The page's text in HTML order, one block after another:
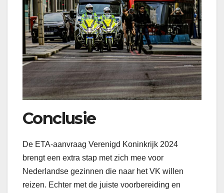
Conclusie
De ETA-aanvraag Verenigd Koninkrijk 2024
brengt een extra stap met zich mee voor
Nederlandse gezinnen die naar het VK willen
reizen. Echter met de juiste voorbereiding en